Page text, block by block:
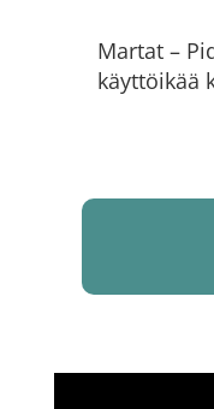
Martat –
käyttöikää